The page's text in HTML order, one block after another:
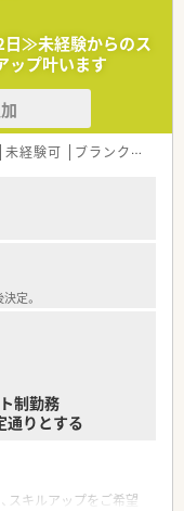
日≫未経験からのス
ップ叶います
未経験可 ブランク可
定。
制勤務
通りとする
スキルアップをご希望